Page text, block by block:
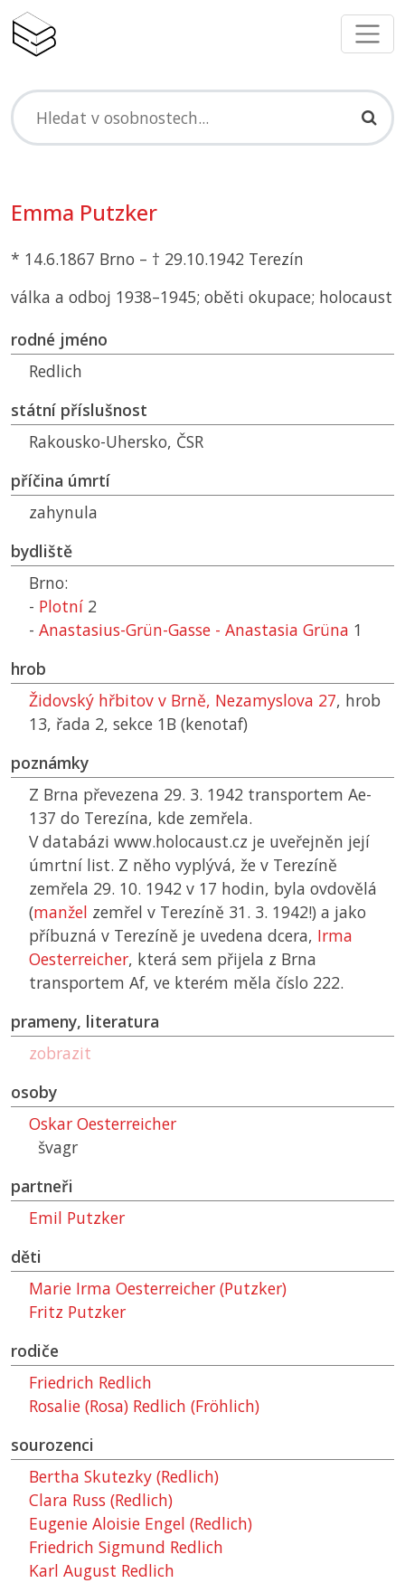
Emma Putzker
* 14.6.1867 Brno – † 29.10.1942 Terezín
válka a odboj 1938–1945; oběti okupace; holocaust
rodné jméno
Redlich
státní příslušnost
Rakousko-Uhersko, ČSR
příčina úmrtí
zahynula
bydliště
Brno:
- Plotní 2
- Anastasius-Grün-Gasse - Anastasia Grüna 1
hrob
Židovský hřbitov v Brně, Nezamyslova 27, hrob
13, řada 2, sekce 1B (kenotaf)
poznámky
Z Brna převezena 29. 3. 1942 transportem Ae-
137 do Terezína, kde zemřela.
V databázi www.holocaust.cz je uveřejněn její
úmrtní list. Z něho vyplývá, že v Terezíně
zemřela 29. 10. 1942 v 17 hodin, byla ovdovělá
(manžel zemřel v Terezíně 31. 3. 1942!) a jako
příbuzná v Terezíně je uvedena dcera, Irma
Oesterreicher, která sem přijela z Brna
transportem Af, ve kterém měla číslo 222.
prameny, literatura
zobrazit
osoby
Oskar Oesterreicher
švagr
partneři
Emil Putzker
děti
Marie Irma Oesterreicher (Putzker)
Fritz Putzker
rodiče
Friedrich Redlich
Rosalie (Rosa) Redlich (Fröhlich)
sourozenci
Bertha Skutezky (Redlich)
Clara Russ (Redlich)
Eugenie Aloisie Engel (Redlich)
Friedrich Sigmund Redlich
Karl August Redlich